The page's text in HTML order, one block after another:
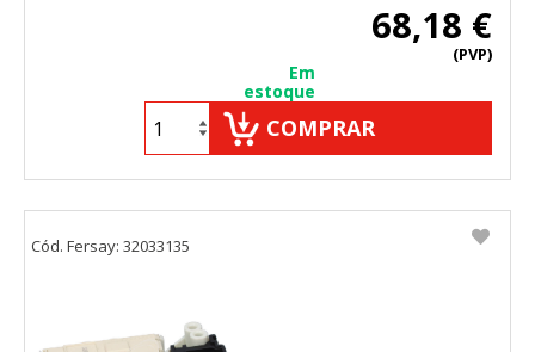
68,18 €
(PVP)
Em
estoque
COMPRAR
Cód. Fersay: 32033135